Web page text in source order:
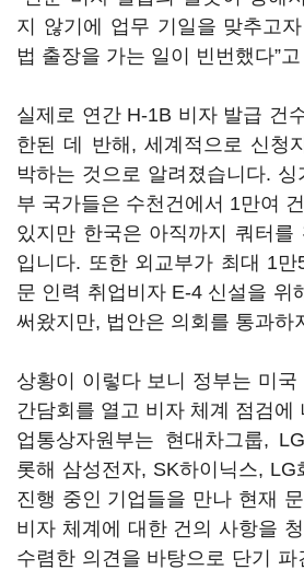
지 않기에 업무 기일을 맞추고
법 출장을 가는 일이 빈번했다”
실제로 연간 H-1B 비자 발급 건
한된 데 반해 , 세계적으로 신청
박하는 것으로 알려졌습니다. 싱
부 국가들은 수천건에서 1만여
있지만 한국은 아직까지 쿼터를
입니다. 또한 외교부가 최대 1만
문 인력 취업비자 E-4 신설을 위
써왔지만, 법안은 의회를 통과하
상황이 이렇다 보니 정부는 미
간담회를 열고 비자 체계 점검에
업통상자원부는 현대차그룹, LG
롯해 삼성전자, SK하이닉스, LG
진행 중인 기업들을 만나 현재
비자 체계에 대한 건의 사항을
수렴한 의견을 바탕으로 단기